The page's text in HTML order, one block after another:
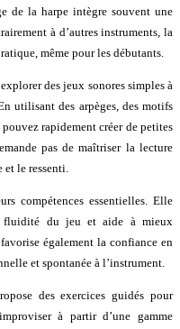
de la harpe intègre souvent une
à d’autres instruments, la
même pour les débutants.
des jeux sonores simples à
utilisant des arpèges, des motifs
rapidement créer de petites
pas de maîtriser la lecture
et le ressenti.
compétences essentielles. Elle
fluidité du jeu et aide à mieux
également la confiance en
et spontanée à l’instrument.
des exercices guidés pour
à partir d’une gamme